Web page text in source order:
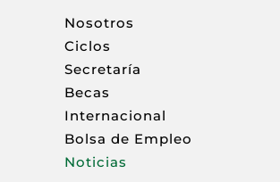
Nosotros
Ciclos
Secretaría
Becas
Internacional
Bolsa de Empleo
Noticias